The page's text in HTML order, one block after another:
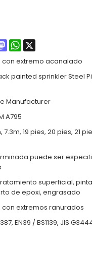
MastodonWhatsApp
con extremo acanalado
painted sprinkler Steel
Manufacturer
A795
7.3m, 19 pies, 20 pies, 21
puede ser
superficial,
de epoxi, engrasado
extremos ranurados
EN39 / BS1139, JIS